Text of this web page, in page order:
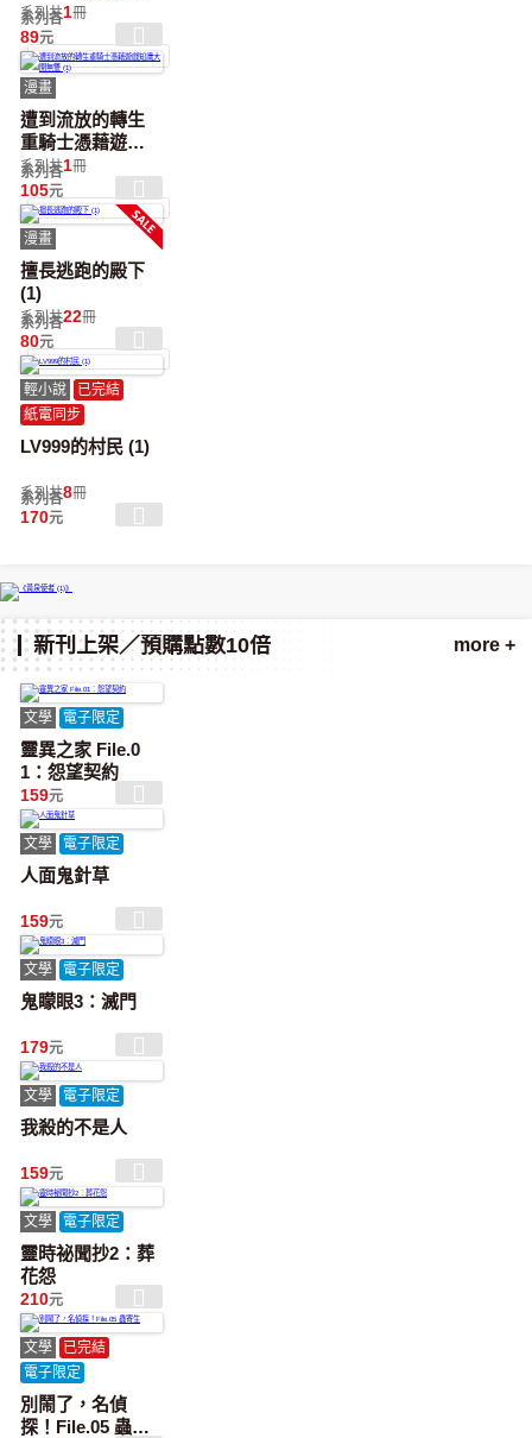
書之力打垮祖國
～ (1)
系列共1冊
系列各
89元
漫畫
遭到流放的轉生
重騎士憑藉遊戲
知識大開無雙 (1)
系列共1冊
系列各
105元
漫畫
擅長逃跑的殿下
(1)
系列共22冊
系列各
80元
輕小說
已完結
紙電同步
LV999的村民 (1)
系列共8冊
系列各
170元
新刊上架／預購點數10倍
文學 電子限定
靈異之家 File.0
1：怨望契約
159元
文學 電子限定
人面鬼針草
159元
文學 電子限定
鬼矇眼3：滅門
179元
文學 電子限定
我殺的不是人
159元
文學 電子限定
靈時祕聞抄2：葬
花怨
210元
文學
已完結
電子限定
別鬧了，名偵
探！File.05 蟲寄
more +